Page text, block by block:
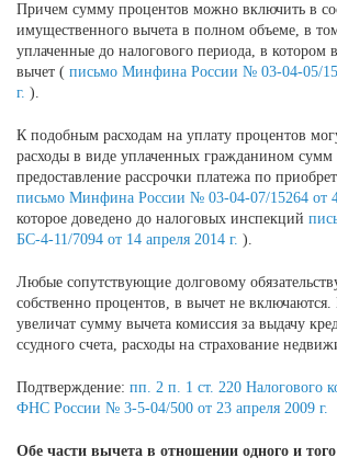
Причем сумму процентов можно включить в
имущественного вычета в полном объеме, в
уплаченные до налогового периода, в котором
вычет ( письмо Минфина России № 03-04-05/
г. ).
К подобным расходам на уплату процентов
расходы в виде уплаченных гражданином сумм
предоставление рассрочки платежа по
письмо Минфина России № 03-04-07/15264 от 4
которое доведено до налоговых инспекций
БС-4-11/7094 от 14 апреля 2014 г. ).
Любые сопутствующие долговому
собственно процентов, в вычет не
увеличат сумму вычета комиссия за выдачу
ссудного счета, расходы на страхование
Подтверждение: пп. 2 п. 1 ст. 220 Налогового
ФНС России № 3-5-04/500 от 23 апреля 2009 г.
Обе части вычета в отношении одного и